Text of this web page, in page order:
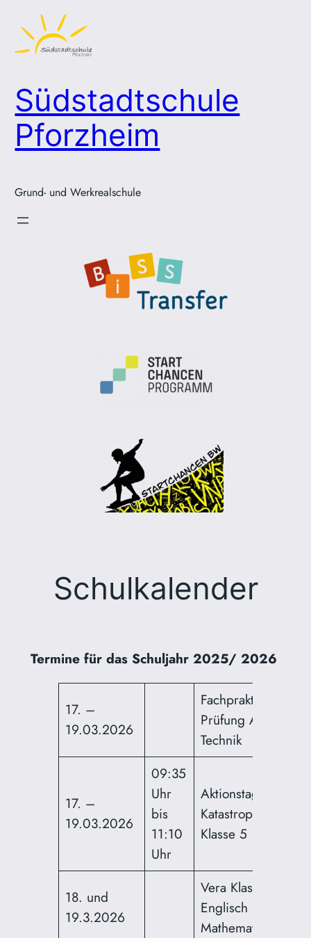
Inhalt
springen
Südstadtschule
Pforzheim
Grund- und Werkrealschule
Schulkalender
Termine für das Schuljahr 2025/ 2026
17. –
19.03.2026
Fachpraktische
Prüfung AES/
Technik
17. –
19.03.2026
09:35
Uhr
bis
11:10
Uhr
Aktionstag
Katastrophenschutz
Klasse 5
18. und
19.3.2026
Vera Klasse 8
Englisch und
Mathematik